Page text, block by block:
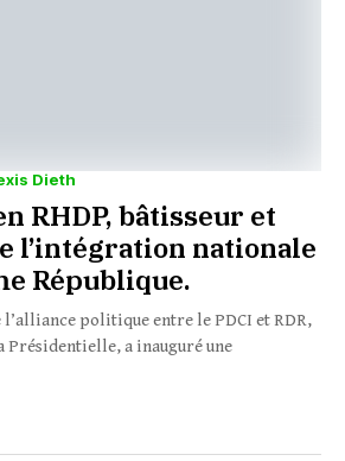
Dieth
RHDP, bâtisseur et
l’intégration nationale
République.
l’alliance politique entre le PDCI et RDR,
Présidentielle, a inauguré une